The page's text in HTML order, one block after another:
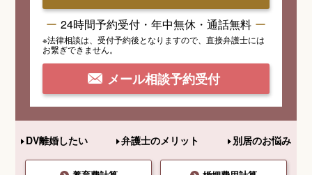
24時間予約受付・年中無休・通話無料
※法律相談は、受付予約後となりますので、 直接弁護士には
お繋ぎできません。
メール相談予約受付
DV離婚したい 弁護士のメリット 別居のお悩み